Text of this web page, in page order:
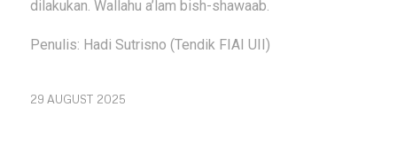
dilakukan. Wallahu a’lam bish-shawaab.
Penulis: Hadi Sutrisno (Tendik FIAI UII)
29 AUGUST 2025